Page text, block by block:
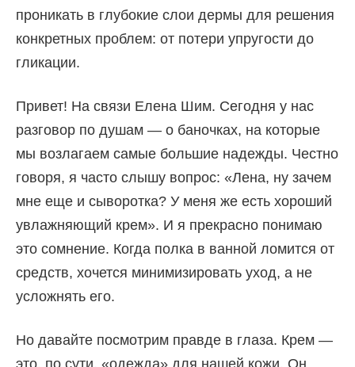
проникать в глубокие слои дермы для решения
конкретных проблем: от потери упругости до
гликации.
Привет! На связи Елена Шим. Сегодня у нас
разговор по душам — о баночках, на которые
мы возлагаем самые большие надежды. Честно
говоря, я часто слышу вопрос: «Лена, ну зачем
мне еще и сыворотка? У меня же есть хороший
увлажняющий крем». И я прекрасно понимаю
это сомнение. Когда полка в ванной ломится от
средств, хочется минимизировать уход, а не
усложнять его.
Но давайте посмотрим правде в глаза. Крем —
это, по сути, «одежда» для нашей кожи. Он